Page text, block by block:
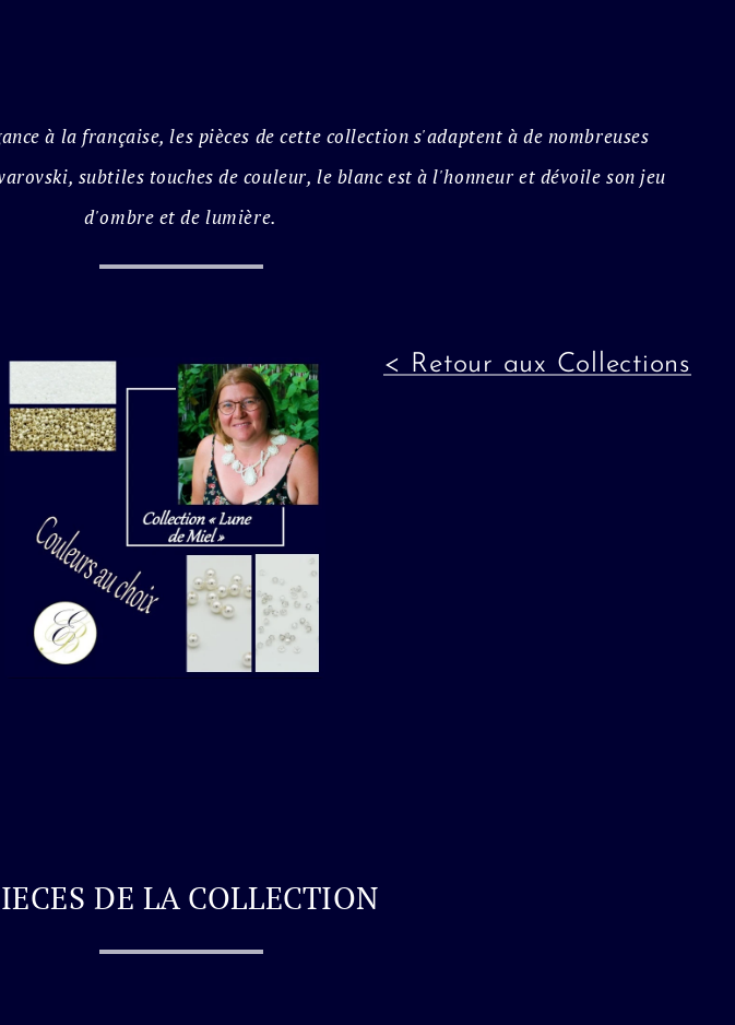
à la française, les pièces de cette collection s'adaptent à de nombreuses
subtiles touches de couleur, le blanc est à l'honneur et dévoile son jeu
d'ombre et de lumière.
< Retour aux Collections
DE LA COLLECTION